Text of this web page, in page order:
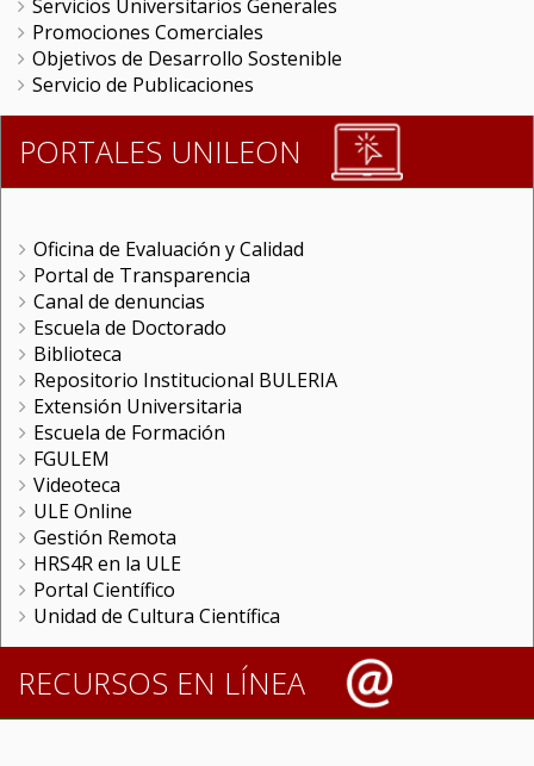
Servicios Universitarios Generales
Promociones Comerciales
Objetivos de Desarrollo Sostenible
Servicio de Publicaciones
PORTALES UNILEON
Oficina de Evaluación y Calidad
Portal de Transparencia
Canal de denuncias
Escuela de Doctorado
Biblioteca
Repositorio Institucional BULERIA
Extensión Universitaria
Escuela de Formación
FGULEM
Videoteca
ULE Online
Gestión Remota
HRS4R en la ULE
Portal Científico
Unidad de Cultura Científica
RECURSOS EN LÍNEA